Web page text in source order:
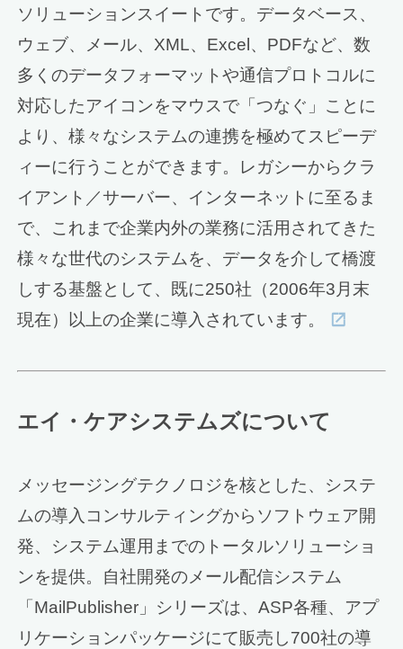
ソリューションスイートです。データベース、
ウェブ、メール、XML、Excel、PDFなど、数
多くのデータフォーマットや通信プロトコルに
対応したアイコンをマウスで「つなぐ」ことに
より、様々なシステムの連携を極めてスピーデ
ィーに行うことができます。レガシーからクラ
イアント／サーバー、インターネットに至るま
で、これまで企業内外の業務に活用されてきた
様々な世代のシステムを、データを介して橋渡
しする基盤として、既に250社（2006年3月末
現在）以上の企業に導入されています。
エイ・ケアシステムズについて
メッセージングテクノロジを核とした、システ
ムの導入コンサルティングからソフトウェア開
発、システム運用までのトータルソリューショ
ンを提供。自社開発のメール配信システム
「MailPublisher」シリーズは、ASP各種、アプ
リケーションパッケージにて販売し700社の導